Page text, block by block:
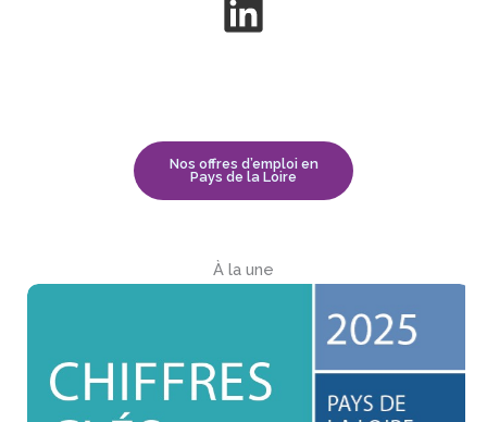
Nos offres d’emploi en
Pays de la Loire
À la une